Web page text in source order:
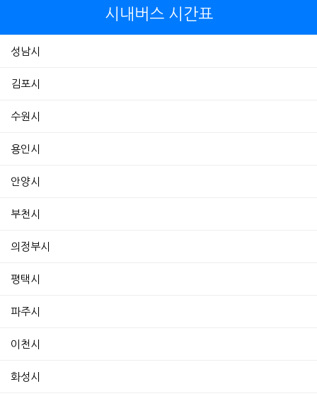
시내버스 시간표
성남시
김포시
수원시
용인시
안양시
부천시
의정부시
평택시
파주시
이천시
화성시